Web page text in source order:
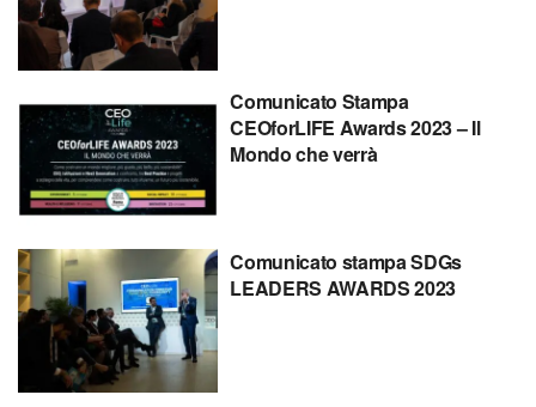
Comunicato Stampa
CEOforLIFE Awards 2023 – Il
Mondo che verrà
Comunicato stampa SDGs
LEADERS AWARDS 2023